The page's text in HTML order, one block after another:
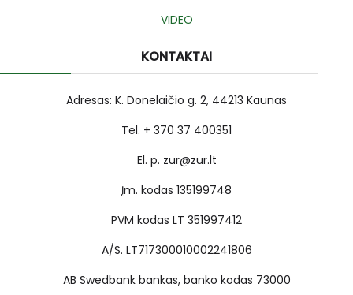
VIDEO
KONTAKTAI
Adresas: K. Donelaičio g. 2, 44213 Kaunas
Tel. + 370 37 400351
El. p. zur@zur.lt
Įm. kodas 135199748
PVM kodas LT 351997412
A/S. LT717300010002241806
AB Swedbank bankas, banko kodas 73000